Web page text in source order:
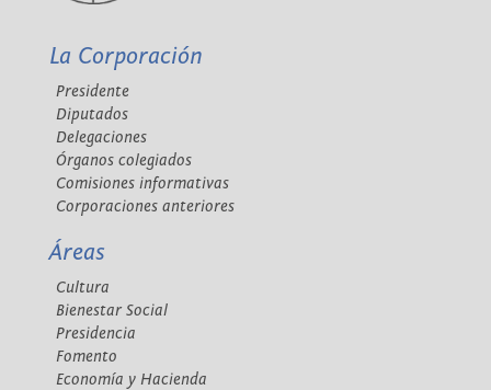
La Corporación
Presidente
Diputados
Delegaciones
Órganos colegiados
Comisiones informativas
Corporaciones anteriores
Áreas
Cultura
Bienestar Social
Presidencia
Fomento
Economía y Hacienda